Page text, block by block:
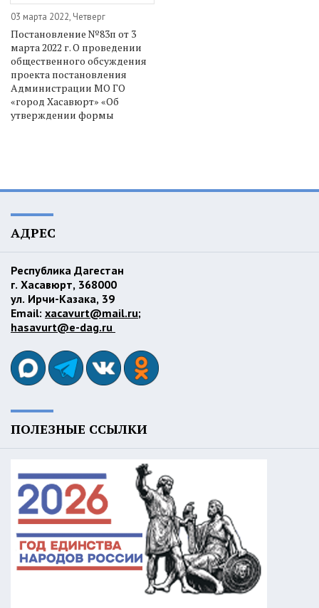
03 марта 2022, Четверг
Постановление №83п от 3
марта 2022 г. О проведении
общественного обсуждения
проекта постановления
Администрации МО ГО
«город Хасавюрт» «Об
утверждении формы
АДРЕС
Республика Дагестан
г. Хасавюрт, 368000
ул. Ирчи-Казака, 39
Email: xacavurt@mail.ru;
hasavurt@e-dag.ru
ПОЛЕЗНЫЕ ССЫЛКИ